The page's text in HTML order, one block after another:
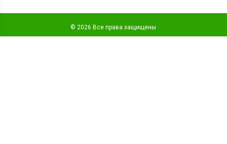
© 2026 Все права защищены